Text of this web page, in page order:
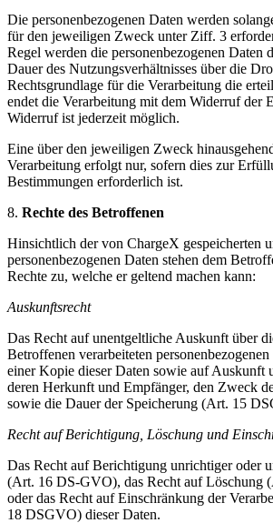
Die personenbezogenen Daten werden
für den jeweiligen Zweck unter Ziff. 3
Regel werden die personenbezogenen Daten
Dauer des Nutzungsverhältnisses über die
Rechtsgrundlage für die Verarbeitung die
endet die Verarbeitung mit dem Widerruf der
Widerruf ist jederzeit möglich.
Eine über den jeweiligen Zweck
Verarbeitung erfolgt nur, sofern dies zur
Bestimmungen erforderlich ist.
8. Rechte des Betroffenen
Hinsichtlich der von ChargeX gespeicherten
personenbezogenen Daten stehen dem
Rechte zu, welche er geltend machen kann:
Auskunftsrecht
Das Recht auf unentgeltliche Auskunft über
Betroffenen verarbeiteten
einer Kopie dieser Daten sowie auf Auskunft
deren Herkunft und Empfänger, den Zweck
sowie die Dauer der Speicherung (Art. 15
Recht auf Berichtigung, Löschung und
Das Recht auf Berichtigung unrichtiger oder
(Art. 16 DS-GVO), das Recht auf Löschung
oder das Recht auf Einschränkung der
18 DSGVO) dieser Daten.